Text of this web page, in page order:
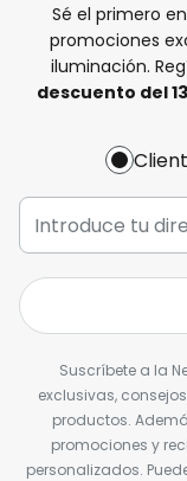
Sé el primero
promociones
iluminación.
descuento del
Suscríbete a la
exclusivas,
productos.
promociones y
personalizados.